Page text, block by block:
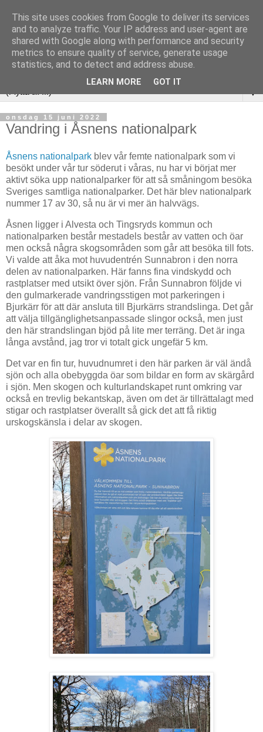
▼
onsdag 15 juni 2022
Vandring i Åsnens nationalpark
Åsnens nationalpark blev vår femte nationalpark som vi
besökt under vår tur söderut i våras, nu har vi börjat mer
aktivt söka upp nationalparker för att så småningom besöka
Sveriges samtliga nationalparker. Det här blev nationalpark
nummer 17 av 30, så nu är vi mer än halvvägs.
Åsnen ligger i Alvesta och Tingsryds kommun och
nationalparken består mestadels består av vatten och öar
men också några skogsområden som går att besöka till fots.
Vi valde att åka mot huvudentrén Sunnabron i den norra
delen av nationalparken. Här fanns fina vindskydd och
rastplatser med utsikt över sjön. Från Sunnabron följde vi
den gulmarkerade vandringsstigen mot parkeringen i
Bjurkärr för att där ansluta till Bjurkärrs strandslinga. Det går
att välja tillgänglighetsanpassade slingor också, men just
den här strandslingan bjöd på lite mer terräng. Det är inga
långa avstånd, jag tror vi totalt gick ungefär 5 km.
Det var en fin tur, huvudnumret i den här parken är väl ändå
sjön och alla obebyggda öar som bildar en form av skärgård
i sjön. Men skogen och kulturlandskapet runt omkring var
också en trevlig bekantskap, även om det är tillrättalagt med
stigar och rastplatser överallt så gick det att få riktig
urskogskänsla i delar av skogen.
This site uses cookies from Google to deliver its services
and to analyze traffic. Your IP address and user-agent are
shared with Google along with performance and security
metrics to ensure quality of service, generate usage
statistics, and to detect and address abuse.
LEARN MORE GOT IT